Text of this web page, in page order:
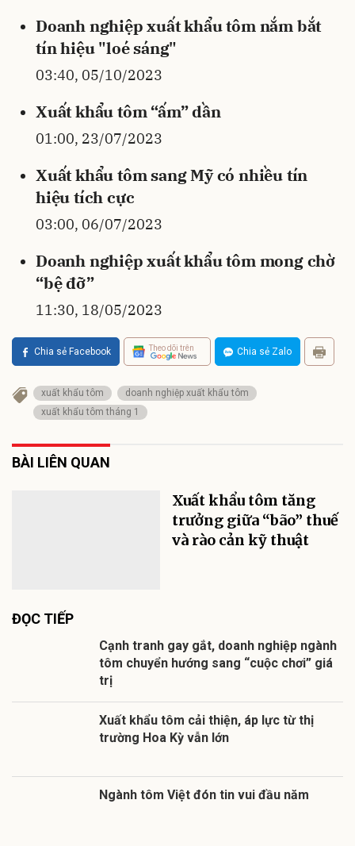
Doanh nghiệp xuất khẩu tôm nắm bắt
tín hiệu "loé sáng"
03:40, 05/10/2023
Xuất khẩu tôm “ấm” dần
01:00, 23/07/2023
Xuất khẩu tôm sang Mỹ có nhiều tín
hiệu tích cực
03:00, 06/07/2023
Doanh nghiệp xuất khẩu tôm mong chờ
“bệ đỡ”
11:30, 18/05/2023
Chia sẻ Facebook Theo dõi trên Chia sẻ Zalo
xuất khẩu tôm
doanh nghiệp xuất khẩu tôm
xuất khẩu tôm tháng 1
BÀI LIÊN QUAN
Xuất khẩu tôm tăng
trưởng giữa “bão” thuế
và rào cản kỹ thuật
ĐỌC TIẾP
Cạnh tranh gay gắt, doanh nghiệp ngành
tôm chuyển hướng sang “cuộc chơi” giá
trị
Xuất khẩu tôm cải thiện, áp lực từ thị
trường Hoa Kỳ vẫn lớn
Ngành tôm Việt đón tin vui đầu năm